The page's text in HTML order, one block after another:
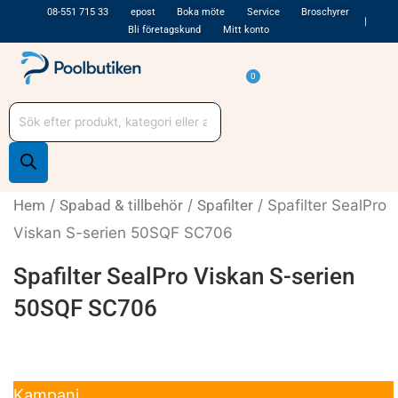
till
innehåll
08-551 715 33 epost Boka möte Service
Broschyrer
Bli företagskund
Mitt konto
0
Varukorg
Produktsökning
Hem / Spabad & tillbehör / Spafilter / Spafilter SealPro
Viskan S-serien 50SQF SC706
Spafilter SealPro Viskan S-serien
50SQF SC706